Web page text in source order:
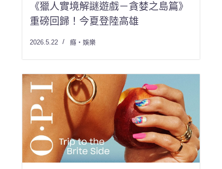
《獵人實境解謎遊戲－貪婪之島篇》
重磅回歸！今夏登陸高雄
2026.5.22 癮・娛樂